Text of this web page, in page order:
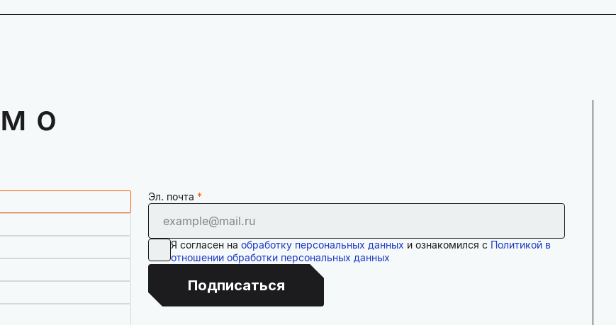
о
Эл. почта
Я согласен на обработку персональных данных и ознакомился с Политикой в
отношении обработки персональных данных
Подписаться